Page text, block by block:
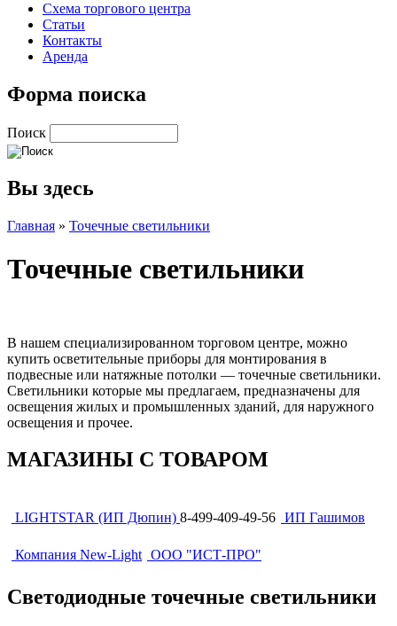
Схема торгового центра
Статьи
Контакты
Аренда
Форма поиска
Поиск
Вы здесь
Главная » Точечные светильники
Точечные светильники
В нашем специализированном торговом центре, можно
купить осветительные приборы для монтирования в
подвесные или натяжные потолки — точечные светильники.
Светильники которые мы предлагаем, предназначены для
освещения жилых и промышленных зданий, для наружного
освещения и прочее.
МАГАЗИНЫ С ТОВАРОМ
LIGHTSTAR (ИП Дюпин) 8-499-409-49-56 ИП Гашимов
Компания New-Light ООО "ИСТ-ПРО"
Светодиодные точечные светильники